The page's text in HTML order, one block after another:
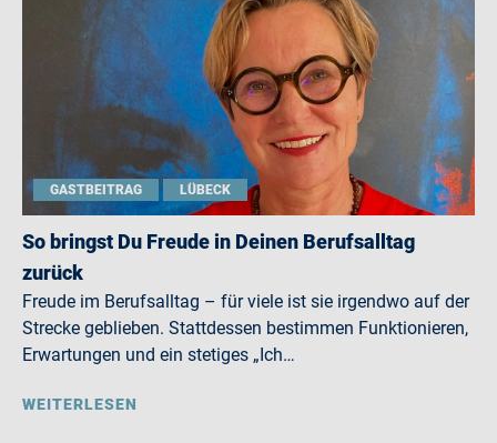
GASTBEITRAG LÜBECK
So bringst Du Freude in Deinen Berufsalltag
zurück
Freude im Berufsalltag – für viele ist sie irgendwo auf der
Strecke geblieben. Stattdessen bestimmen Funktionieren,
Erwartungen und ein stetiges „Ich…
WEITERLESEN